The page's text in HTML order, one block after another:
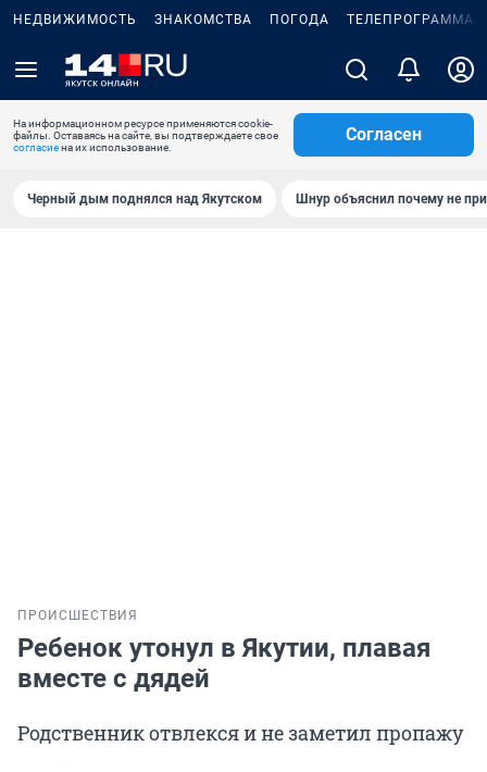
НЕДВИЖИМОСТЬ ЗНАКОМСТВА ПОГОДА ТЕЛЕПРОГРАММА
На информационном ресурсе применяются cookie-
файлы. Оставаясь на сайте, вы подтверждаете свое
согласиена их использование.
Согласен
Черный дым поднялся над Якутском Шнур объяснил почему не
ПРОИСШЕСТВИЯ
Ребенок утонул в Якутии, плавая
вместе с дядей
Родственник отвлекся и не заметил пропажу